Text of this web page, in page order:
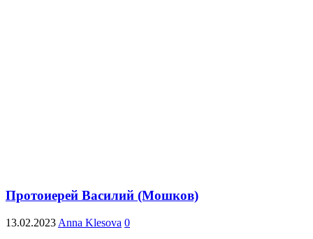
Протоиерей Василий (Мошков)
13.02.2023 Anna Klesova 0